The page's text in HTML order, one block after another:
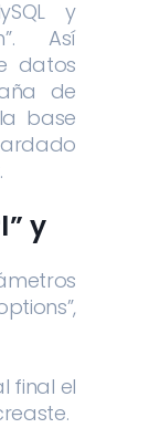
y
Así
datos
de
base
y
final el